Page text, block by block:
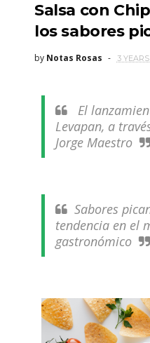
Salsa con
los sabores
by Notas Rosas 3
El
Levapan, a
Jorge Maestro
Sabores
tendencia en el
gastronómico